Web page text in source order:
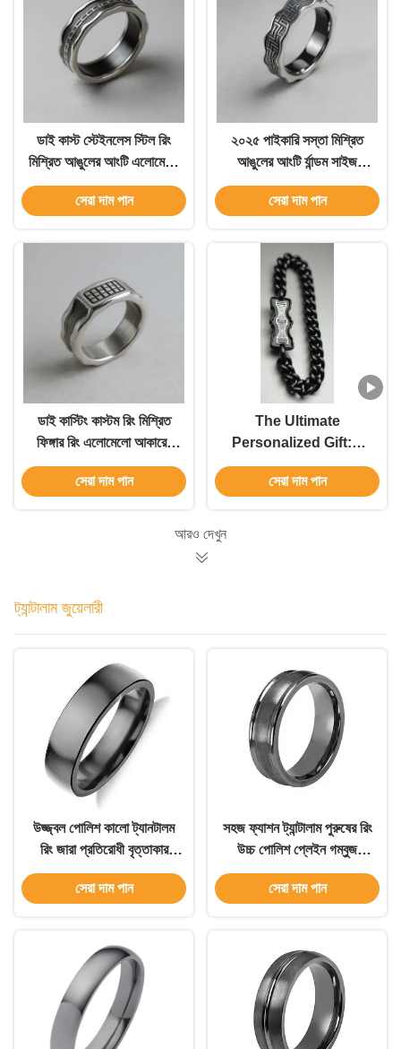
ডাই কাস্ট স্টেইনলেস স্টিল রিং
মিশ্রিত আঙুলের আংটি এলোমেলো
আকারের প্রকার স্টেইনলেস স্টিল
জুয়েলারি রিং পুরুষ এবং মহিলাদের
সেরা দাম পান
২০২৫ পাইকারি সস্তা মিশ্রিত
আঙুলের আংটি র্যান্ডম সাইজ
প্রকার স্টেইনলেস স্টীল গয়না রিং
পুরুষ এবং মহিলাদের জন্য
সেরা দাম পান
ডাই কাস্টিং কাস্টম রিং মিশ্রিত
ফিঙ্গার রিং এলোমেলো আকারের
প্রকার স্টেইনলেস স্টিল জুয়েলারি
রিং পুরুষ এবং মহিলাদের জন্য
সেরা দাম পান
The Ultimate
Personalized Gift:A
Classic Cuban Chain
with Custom
সেরা দাম পান
আরও দেখুন
ট্যান্টালাম জুয়েলারী
উজ্জ্বল পোলিশ কালো ট্যানটালম
রিং জারা প্রতিরোধী বৃত্তাকার
জুয়েলারী রিং
সেরা দাম পান
সহজ ফ্যাশন ট্যান্টালাম পুরুষের রিং
উচ্চ পোলিশ প্লেইন গম্বুজ
বিবাহের ব্যান্ড
সেরা দাম পান